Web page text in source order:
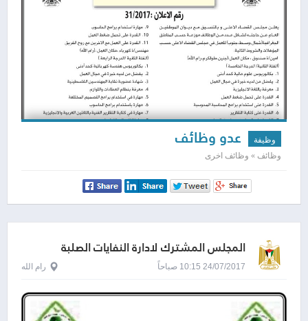
وظيفة عدو وظائف
وظائف » وظائف اخرى
المجلس المشترك لادارة النفايات الصلبة
24/07/2017 10:15 صباحاً رام الله